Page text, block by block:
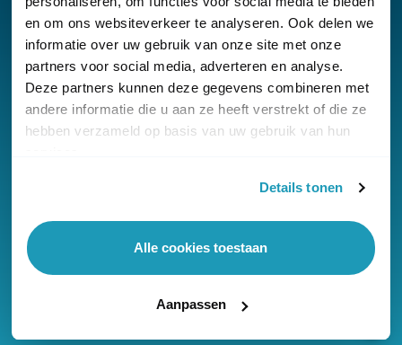
en om ons websiteverkeer te analyseren. Ook delen we
informatie over uw gebruik van onze site met onze
partners voor social media, adverteren en analyse.
Deze partners kunnen deze gegevens combineren met
andere informatie die u aan ze heeft verstrekt of die ze
hebben verzameld op basis van uw gebruik van hun
Details tonen
Alle cookies toestaan
Aanpassen
Nieuwsbrief
Klantenservice